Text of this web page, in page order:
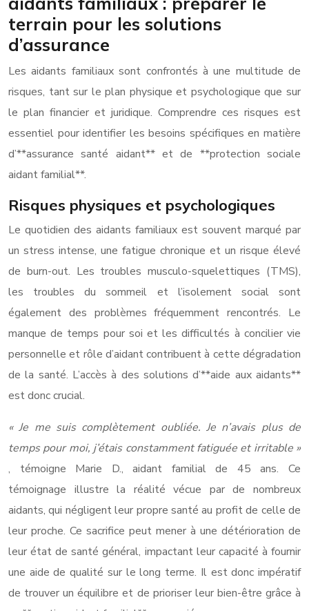
terrain pour les solutions
d’assurance
Les aidants familiaux sont confrontés à une multitude de
risques, tant sur le plan physique et psychologique que sur
le plan financier et juridique. Comprendre ces risques est
essentiel pour identifier les besoins spécifiques en matière
d’**assurance santé aidant** et de **protection sociale
aidant familial**.
Risques physiques et psychologiques
Le quotidien des aidants familiaux est souvent marqué par
un stress intense, une fatigue chronique et un risque élevé
de burn-out. Les troubles musculo-squelettiques (TMS),
les troubles du sommeil et l’isolement social sont
également des problèmes fréquemment rencontrés. Le
manque de temps pour soi et les difficultés à concilier vie
personnelle et rôle d’aidant contribuent à cette dégradation
de la santé. L’accès à des solutions d’**aide aux aidants**
est donc crucial.
« Je me suis complètement oubliée. Je n’avais plus de
temps pour moi, j’étais constamment fatiguée et irritable »
, témoigne Marie D., aidant familial de 45 ans. Ce
témoignage illustre la réalité vécue par de nombreux
aidants, qui négligent leur propre santé au profit de celle de
leur proche. Ce sacrifice peut mener à une détérioration de
leur état de santé général, impactant leur capacité à fournir
une aide de qualité sur le long terme. Il est donc impératif
de trouver un équilibre et de prioriser leur bien-être grâce à